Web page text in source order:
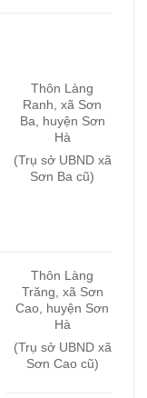
Thôn Làng
Ranh, xã Sơn
Ba, huyện Sơn
Hà
(Trụ sở UBND xã
Sơn Ba cũ)
Thôn Làng
Trăng, xã Sơn
Cao, huyện Sơn
Hà
(Trụ sở UBND xã
Sơn Cao cũ)